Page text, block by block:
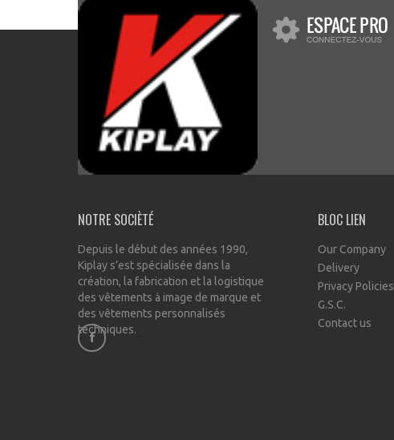
NOTRE SOCIÈTÉ
Depuis le début des années 1990,
Kiplay s’est spécialisée dans la
création, la fabrication et la logistique
des vêtements à image de marque et
des vêtements personnalisés
techniques.
BLOC LIEN
Our Company
Delivery
Privacy Policies
G.S.C.
Contact us